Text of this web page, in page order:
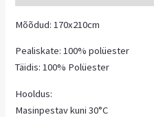
Mõõdud: 170x210cm
Pealiskate: 100% polüester
Täidis: 100% Polüester
Hooldus:
Masinpestav kuni 30°C